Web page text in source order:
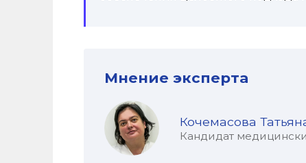
Мнение эксперта
Кочемасова
Кандидат